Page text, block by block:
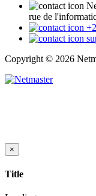
rue de
Copyright © 2026
×
Close
Title